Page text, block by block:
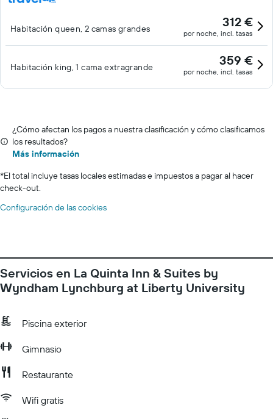
Habitación queen, 2 camas grandes 312 €
por noche, incl. tasas
Habitación king, 1 cama extragrande 359 €
por noche, incl. tasas
¿Cómo afectan los pagos a nuestra clasificación y cómo clasificamos
los resultados?
Más información
*El total incluye tasas locales estimadas e impuestos a pagar al hacer
check-out.
Configuración de las cookies
Servicios en La Quinta Inn & Suites by
Wyndham Lynchburg at Liberty University
Piscina exterior
Gimnasio
Restaurante
Wifi gratis